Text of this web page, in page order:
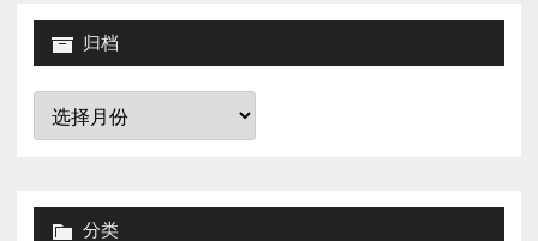
归档
归
分类